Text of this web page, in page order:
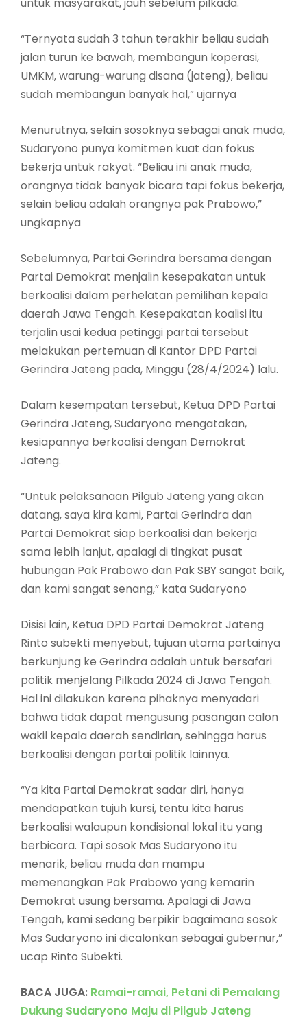
untuk masyarakat, jauh sebelum pilkada.
“Ternyata sudah 3 tahun terakhir beliau sudah
jalan turun ke bawah, membangun koperasi,
UMKM, warung-warung disana (jateng), beliau
sudah membangun banyak hal,” ujarnya
Menurutnya, selain sosoknya sebagai anak muda,
Sudaryono punya komitmen kuat dan fokus
bekerja untuk rakyat. “Beliau ini anak muda,
orangnya tidak banyak bicara tapi fokus bekerja,
selain beliau adalah orangnya pak Prabowo,”
ungkapnya
Sebelumnya, Partai Gerindra bersama dengan
Partai Demokrat menjalin kesepakatan untuk
berkoalisi dalam perhelatan pemilihan kepala
daerah Jawa Tengah. Kesepakatan koalisi itu
terjalin usai kedua petinggi partai tersebut
melakukan pertemuan di Kantor DPD Partai
Gerindra Jateng pada, Minggu (28/4/2024) lalu.
Dalam kesempatan tersebut, Ketua DPD Partai
Gerindra Jateng, Sudaryono mengatakan,
kesiapannya berkoalisi dengan Demokrat
Jateng.
“Untuk pelaksanaan Pilgub Jateng yang akan
datang, saya kira kami, Partai Gerindra dan
Partai Demokrat siap berkoalisi dan bekerja
sama lebih lanjut, apalagi di tingkat pusat
hubungan Pak Prabowo dan Pak SBY sangat baik,
dan kami sangat senang,” kata Sudaryono
Disisi lain, Ketua DPD Partai Demokrat Jateng
Rinto subekti menyebut, tujuan utama partainya
berkunjung ke Gerindra adalah untuk bersafari
politik menjelang Pilkada 2024 di Jawa Tengah.
Hal ini dilakukan karena pihaknya menyadari
bahwa tidak dapat mengusung pasangan calon
wakil kepala daerah sendirian, sehingga harus
berkoalisi dengan partai politik lainnya.
“Ya kita Partai Demokrat sadar diri, hanya
mendapatkan tujuh kursi, tentu kita harus
berkoalisi walaupun kondisional lokal itu yang
berbicara. Tapi sosok Mas Sudaryono itu
menarik, beliau muda dan mampu
memenangkan Pak Prabowo yang kemarin
Demokrat usung bersama. Apalagi di Jawa
Tengah, kami sedang berpikir bagaimana sosok
Mas Sudaryono ini dicalonkan sebagai gubernur,”
ucap Rinto Subekti.
BACA JUGA: Ramai-ramai, Petani di Pemalang
Dukung Sudaryono Maju di Pilgub Jateng